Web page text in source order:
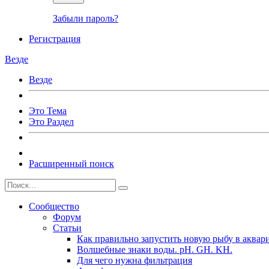
Забыли пароль?
Регистрация
Везде
Везде
Это Тема
Это Раздел
Расширенный поиск
Сообщество
Форум
Статьи
Как правильно запустить новую рыбу в
Волшебные знаки воды. рН. GH. KH.
Для чего нужна фильтрация